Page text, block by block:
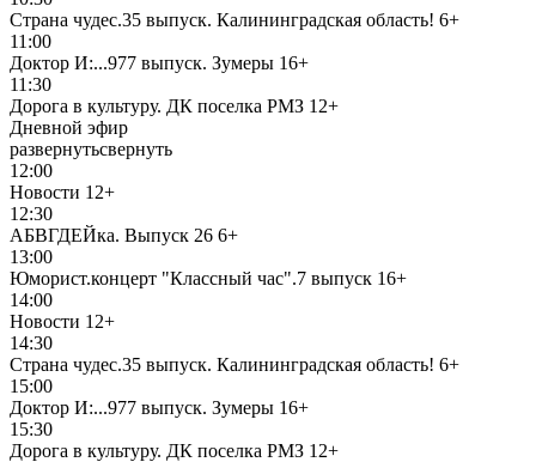
Страна чудес.35 выпуск. Калининградская область! 6+
11:00
Доктор И:...977 выпуск. Зумеры 16+
11:30
Дорога в культуру. ДК поселка РМЗ 12+
Дневной эфир
развернутьсвернуть
12:00
Новости 12+
12:30
АБВГДЕЙка. Выпуск 26 6+
13:00
Юморист.концерт "Классный час".7 выпуск 16+
14:00
Новости 12+
14:30
Страна чудес.35 выпуск. Калининградская область! 6+
15:00
Доктор И:...977 выпуск. Зумеры 16+
15:30
Дорога в культуру. ДК поселка РМЗ 12+